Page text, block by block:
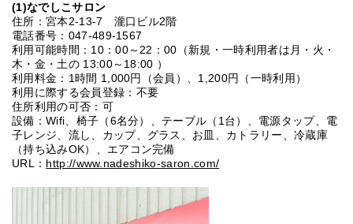
(1)なでしこサロン
住所：宮本2-13-7 瀧口ビル2階
電話番号：047-489-1567
利用可能時間：10：00～22：00（新規・一時利用者は月・火・
木・金・土の 13:00～18:00 ）
利用料金：1時間 1,000円（会員）、1,200円（一時利用）
利用に際する会員登録：不要
住所利用の可否：可
設備：Wifi、椅子（6名分）、テーブル（1台）、電源タップ、電
子レンジ、流し、カップ、グラス、お皿、カトラリー、冷蔵庫
（持ち込みOK）、エアコン完備
URL： http://www.nadeshiko-saron.com/